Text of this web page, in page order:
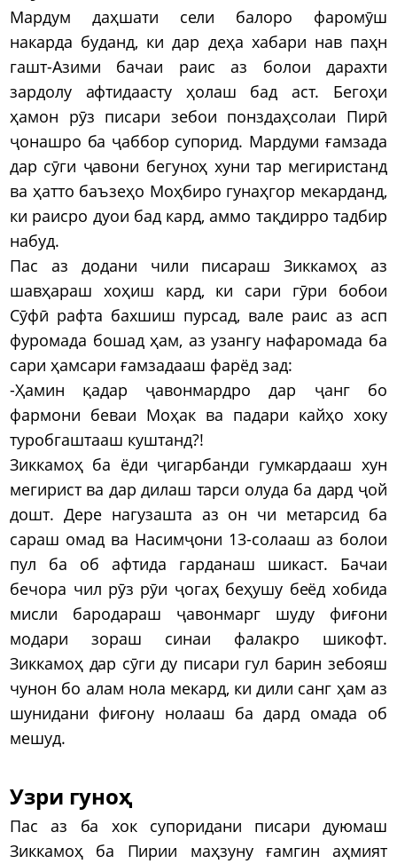
Мардум даҳшати сели балоро фаромӯш
накарда буданд, ки дар деҳа хабари нав паҳн
гашт-Азими бачаи раис аз болои дарахти
зардолу афтидаасту ҳолаш бад аст. Бегоҳи
ҳамон рӯз писари зебои понздаҳсолаи Пирӣ
ҷонашро ба ҷаббор супорид. Мардуми ғамзада
дар сӯги ҷавони бегуноҳ хуни тар мегиристанд
ва ҳатто баъзеҳо Моҳбиро гунаҳгор мекарданд,
ки раисро дуои бад кард, аммо тақдирро тадбир
набуд.
Пас аз додани чили писараш Зиккамоҳ аз
шавҳараш хоҳиш кард, ки сари гӯри бобои
Сӯфӣ рафта бахшиш пурсад, вале раис аз асп
фуромада бошад ҳам, аз узангу нафаромада ба
сари ҳамсари ғамзадааш фарёд зад:
-Ҳамин қадар ҷавонмардро дар ҷанг бо
фармони беваи Моҳак ва падари кайҳо хоку
туробгаштааш куштанд?!
Зиккамоҳ ба ёди ҷигарбанди гумкардааш хун
мегирист ва дар дилаш тарси олуда ба дард ҷой
дошт. Дере нагузашта аз он чи метарсид ба
сараш омад ва Насимҷони 13-солааш аз болои
пул ба об афтида гарданаш шикаст. Бачаи
бечора чил рӯз рӯи ҷогаҳ беҳушу беёд хобида
мисли бародараш ҷавонмарг шуду фиғони
модари зораш синаи фалакро шикофт.
Зиккамоҳ дар сӯги ду писари гул барин зебояш
чунон бо алам нола мекард, ки дили санг ҳам аз
шунидани фиғону нолааш ба дард омада об
мешуд.
Узри гуноҳ
Пас аз ба хок супоридани писари дуюмаш
Зиккамоҳ ба Пирии маҳзуну ғамгин аҳмият